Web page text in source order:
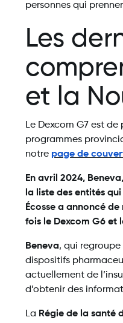
personnes qui
Les
et la
Le Dexcom G7 est
programmes
notre page de
En avril 2024,
la liste des entités
Écosse a annoncé
fois le Dexcom G6 et
Beneva, qui regroupe
dispositifs
actuellement de
d’obtenir des
La Régie de la santé